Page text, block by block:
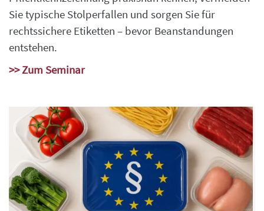
Sie typische Stolperfallen und sorgen Sie für
rechtssichere Etiketten – bevor Beanstandungen
entstehen.
>> Zum Seminar